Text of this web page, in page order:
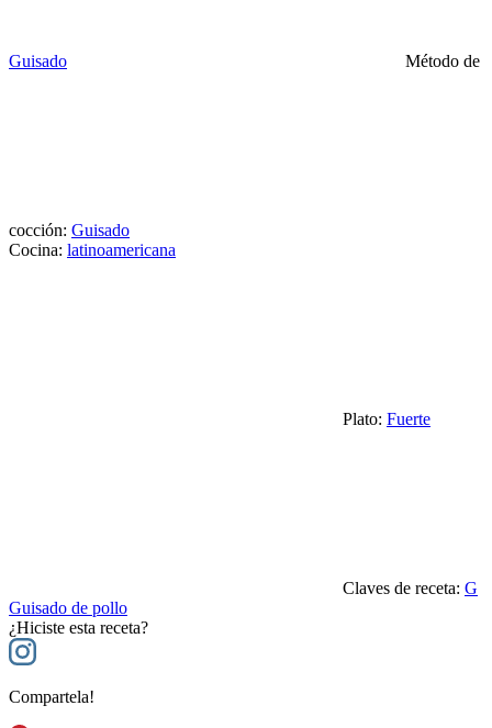
Guisado Método de
cocción: Guisado
Cocina: latinoamericana
Plato: Fuerte
Claves de receta: G
Guisado de pollo
¿Hiciste esta receta?
Compartela!